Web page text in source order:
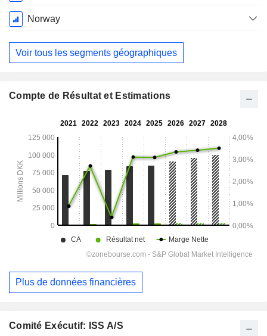
Norway
Voir tous les segments géographiques
Comité Exécutif: ISS A/S
Compte de Résultat et Estimations
Plus de données financières